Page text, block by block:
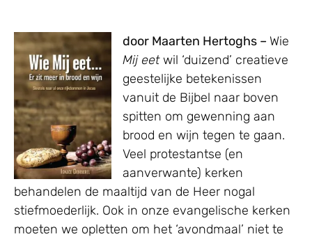
door Maarten Hertoghs – Wie
Mij eetwil ‘duizend’ creatieve
geestelijke betekenissen
vanuit de Bijbel naar boven
spitten om gewenning aan
brood en wijn tegen te gaan.
Veel protestantse (en
aanverwante) kerken
behandelen de maaltijd van de Heer nogal
stiefmoederlijk. Ook in onze evangelische kerken
moeten we opletten om het ‘avondmaal’ niet te